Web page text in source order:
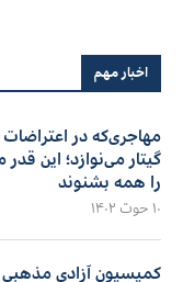
اخبار مهم
مهاجری‌که در اعتراضات
گیتار می‌نوازد؛ این
را همه بشنوند
۱۰ حوت ۱۴۰۲
کمیسیون آزادی مذهبی